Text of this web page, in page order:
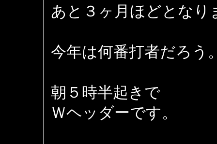
あと３ヶ月ほどとなり
今年は何番打者だろう
朝５時半起きで
Ｗヘッダーです。